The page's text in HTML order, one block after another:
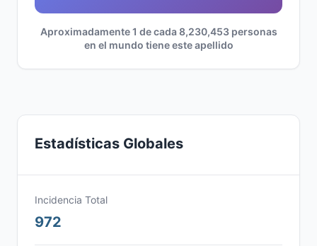
Aproximadamente 1 de cada 8,230,453 personas
en el mundo tiene este apellido
Estadísticas Globales
Incidencia Total
972